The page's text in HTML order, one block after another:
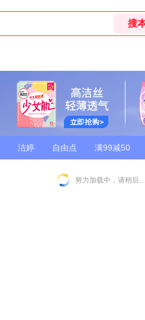
洁婷 自由点 满99减50
努力加载中，请稍后...